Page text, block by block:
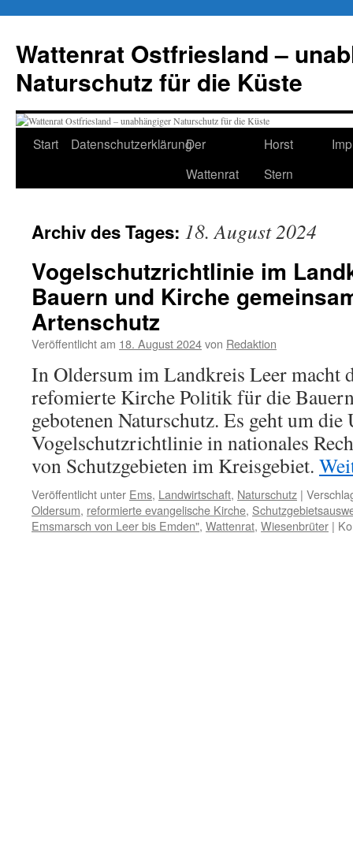
springen
Wattenrat Ostfriesland –
Naturschutz für die Küste
Start DatenschutzerklärungDer
Wattenrat
Horst
Stern
Archiv des Tages: 18. August 2024
Vogelschutzrichtlinie im
Bauern und Kirche
Artenschutz
Veröffentlicht am 18. August 2024von Redaktion
In Oldersum im Landkreis Leer macht
refomierte Kirche Politik für die
gebotenen Naturschutz. Es geht um
Vogelschutzrichtlinie in nationales
von Schutzgebieten im Kreisgebiet.
Veröffentlicht unter Ems, Landwirtschaft, Naturschutz |
Oldersum, reformierte evangelische Kirche,
Emsmarsch von Leer bis Emden", Wattenrat, Wiesenbrüter |